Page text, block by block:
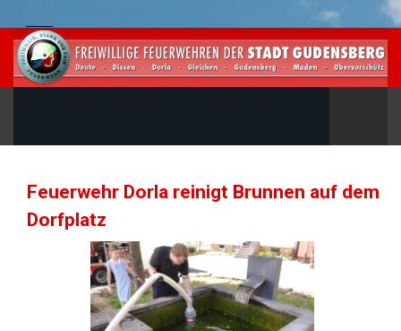
Feuerwehr Dorla reinigt Brunnen auf dem
Dorfplatz